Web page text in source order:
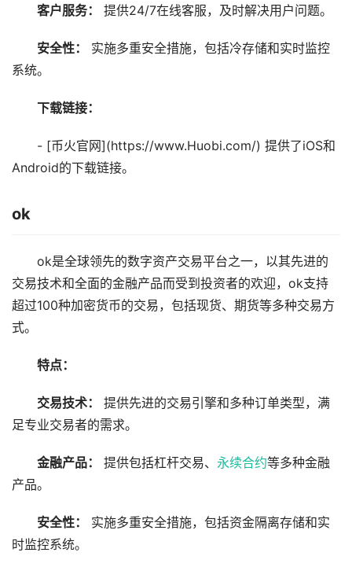
客户服务： 提供24/7在线客服，及时解决用户问题。
安全性：
实施多重安全措施，包括冷存储和实时监控
系统。
下载链接：
- [币火官网](https://www.Huobi.com/) 提供了iOS和
Android的下载链接。
ok
ok是全球领先的数字资产交易平台之一，以其先进的
交易技术和全面的金融产品而受到投资者的欢迎，ok支持
超过100种加密货币的交易，包括现货、期货等多种交易方
式。
特点：
交易技术：
提供先进的交易引擎和多种订单类型，满
足专业交易者的需求。
金融产品： 提供包括杠杆交易、 永续合约等多种金融
产品。
安全性：
实施多重安全措施，包括资金隔离存储和实
时监控系统。